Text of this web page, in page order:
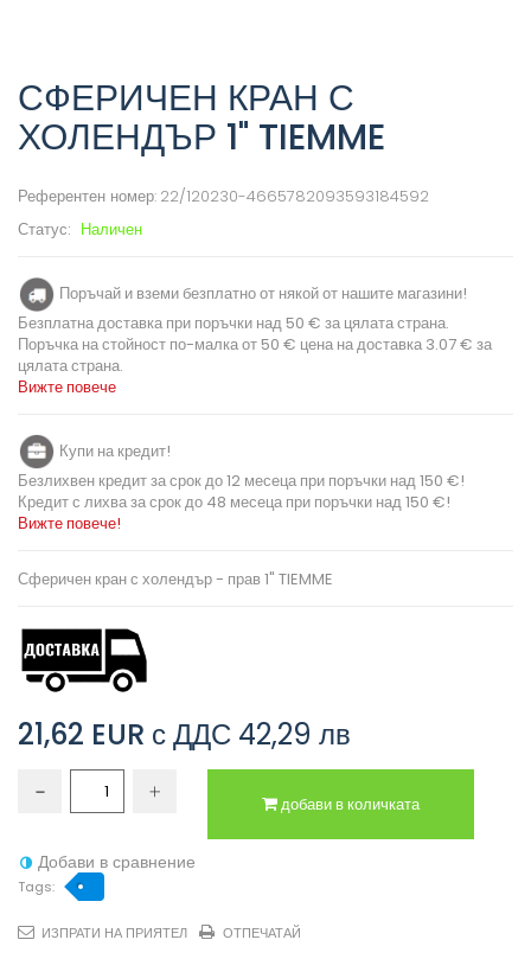
СФЕРИЧЕН КРАН С
ХОЛЕНДЪР 1" TIEMME
Референтен номер: 22/120230-4665782093593184592
Статус: Наличен
Поръчай и вземи безплатно от някой от нашите магазини!
Безплатна доставка при поръчки над 50 € за цялата страна.
Поръчка на стойност по-малка от 50 € цена на доставка 3.07 € за
цялата страна.
Вижте повече
Купи на кредит!
Безлихвен кредит за срок до 12 месеца при поръчки над 150 €!
Кредит с лихва за срок до 48 месеца при поръчки над 150 €!
Вижте повече!
Сферичен кран с холендър - прав 1" TIEMME
21,62 EUR с ДДС 42,29 лв
добави в количката
Добави в сравнение
Tags:
ИЗПРАТИ НА ПРИЯТЕЛ ОТПЕЧАТАЙ